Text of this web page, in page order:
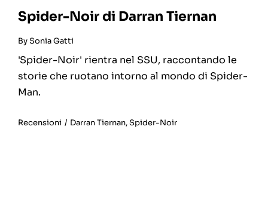
Spider-Noir di Darran Tiernan
BySonia Gatti
'Spider-Noir' rientra nel SSU, raccontando le
storie che ruotano intorno al mondo di Spider-
Man.
Recensioni / Darran Tiernan,Spider-Noir